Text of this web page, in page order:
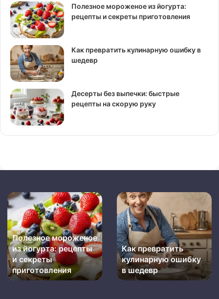
Полезное мороженое из йогурта:
рецепты и секреты приготовления
Как превратить кулинарную ошибку в
шедевр
Десерты без выпечки: быстрые
рецепты на скорую руку
Полезное
мороженое
из
йогурта:
рецепты
и
секреты
приготовления
Полезное мороженое
из йогурта: рецепты
и секреты
приготовления
Как
превратить
кулинарную
ошибку
в
шедевр
Как превратить
кулинарную ошибку
в шедевр